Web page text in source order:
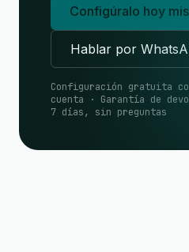
Configúralo hoy
Hablar por
Configuración gratuita
cuenta · Garantía de
7 días, sin preguntas